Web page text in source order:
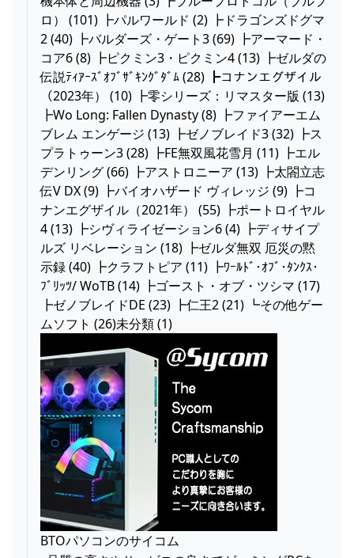
ロ） (101) ┣パルワールド (2) ┣ドラゴンズドグマ
2 (40) ┣バルダーズ・ゲート3 (69) ┣アーマード・
コア6 (8) ┣ピクミン3・ピクミン4 (13) ┣ゼルダの
伝説ﾃｨｱｰｽﾞｵﾌﾞｻﾞｷﾝｸﾞﾀﾞﾑ (28) ┣コナンエグザイル
（2023年） (10) ┣零シリーズ：リマスター版 (13)
┣Wo Long: Fallen Dynasty (8) ┣ファイアーエム
ブレム エンゲージ (13) ┣ゼノブレイド3 (32) ┣ス
プラトゥーン3 (28) ┣FE無双風花雪月 (11) ┣エル
デンリング (66) ┣アストロニーア (13) ┣太閤立志
伝V DX (9) ┣バイオハザード ヴィレッジ (9) ┣コ
ナンエグザイル（2021年） (55) ┣ポートロイヤル
4 (13) ┣シヴィライゼーション6 (4) ┣ディサイプ
ルズ リベレーション (18) ┣ゼルダ無双 厄災の黙
示録 (40) ┣クラフトピア (11) ┣ﾜｰﾙﾄﾞ･ｵﾌﾞ･ﾀﾝｸｽ･
ﾌﾞﾘｯﾂ/ WoTB (14) ┣ゴースト・オブ・ツシマ (17)
┣ゼノブレイドDE (23) ┣仁王2 (21) ┗その他ゲー
ムソフト (26)未分類 (1)
BTOパソコンのサイコム